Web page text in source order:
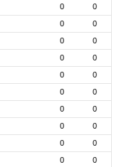
0
0
0
0
0
0
0
0
0
0
0
0
0
0
0
0
0
0
0
0